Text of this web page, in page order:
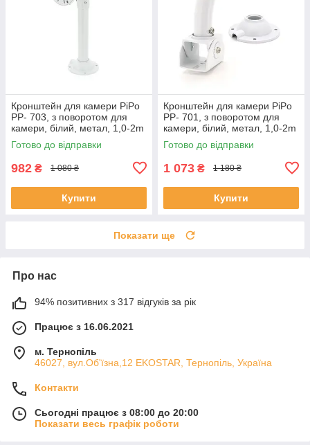
Кронштейн для камери PiPo
PP- 703, з поворотом для
камери, білий, метал, 1,0-2m
ЕКОБОКС
Готово до відправки
982 ₴ 1 080 ₴
Купити
Кронштейн для камери PiPo
PP- 701, з поворотом для
камери, білий, метал, 1,0-2m
ЕКОБОКС
Готово до відправки
1 073 ₴ 1 180 ₴
Купити
Показати ще
Про нас
94% позитивних з 317 відгуків за рік
Працює з 16.06.2021
м. Тернопіль
46027, вул.Об'їзна,12 EKOSTAR, Тернопіль, Україна
Контакти
Сьогодні працює з 08:00 до 20:00
Показати весь графік роботи